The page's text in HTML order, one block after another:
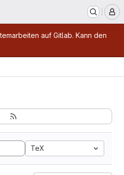
auf Gitlab. Kann den
TeX